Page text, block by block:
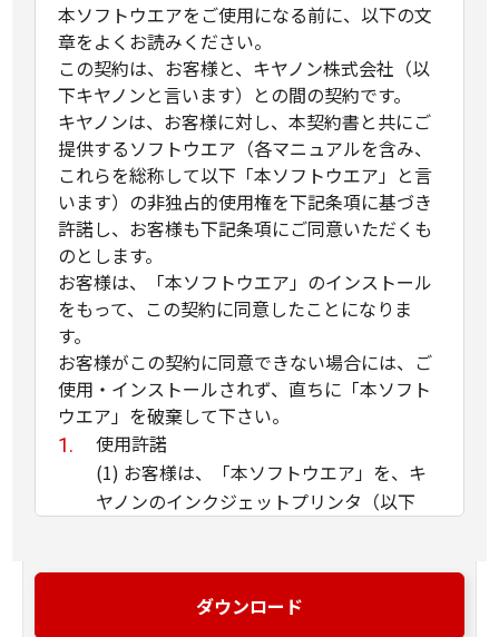
本ソフトウエアをご使用になる前に、以下の文
章をよくお読みください。
この契約は、お客様と、キヤノン株式会社（以
下キヤノンと言います）との間の契約です。
キヤノンは、お客様に対し、本契約書と共にご
提供するソフトウエア（各マニュアルを含み、
これらを総称して以下「本ソフトウエア」と言
います）の非独占的使用権を下記条項に基づき
許諾し、お客様も下記条項にご同意いただくも
のとします。
お客様は、「本ソフトウエア」のインストール
をもって、この契約に同意したことになりま
す。
お客様がこの契約に同意できない場合には、ご
使用・インストールされず、直ちに「本ソフト
ウエア」を破棄して下さい。
使用許諾
(1) お客様は、「本ソフトウエア」を、キ
ヤノンのインクジェットプリンタ（以下
とは、「許諾ソフトウエア」をコンピュー
ダウンロード